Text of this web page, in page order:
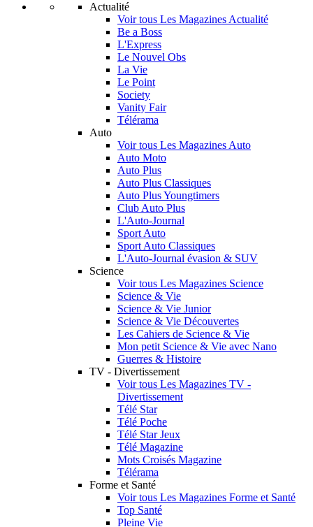
Actualité
Voir tous Les Magazines Actualité
Be a Boss
L'Express
Le Nouvel Obs
La Vie
Le Point
Society
Vanity Fair
Télérama
Auto
Voir tous Les Magazines Auto
Auto Moto
Auto Plus
Auto Plus Classiques
Auto Plus Youngtimers
Club Auto Plus
L'Auto-Journal
Sport Auto
Sport Auto Classiques
L'Auto-Journal évasion & SUV
Science
Voir tous Les Magazines Science
Science & Vie
Science & Vie Junior
Science & Vie Découvertes
Les Cahiers de Science & Vie
Mon petit Science & Vie avec Nano
Guerres & Histoire
TV - Divertissement
Voir tous Les Magazines TV -
Divertissement
Télé Star
Télé Poche
Télé Star Jeux
Télé Magazine
Mots Croisés Magazine
Télérama
Forme et Santé
Voir tous Les Magazines Forme et Santé
Top Santé
Pleine Vie